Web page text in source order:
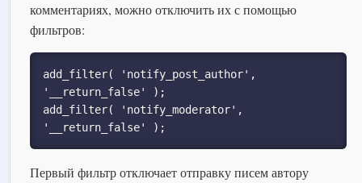
комментариях, можно отключить их с помощью
фильтров:
add_filter( 'notify_post_author',
'__return_false' );
add_filter( 'notify_moderator',
'__return_false' );
Первый фильтр отключает отправку писем автору